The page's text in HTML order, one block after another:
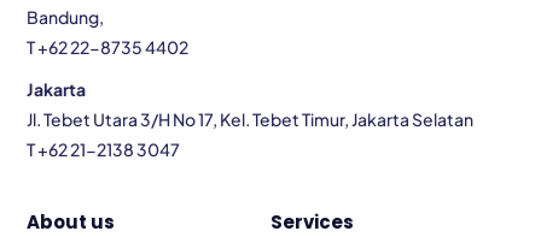
Bandung,
T +62 22-8735 4402
Jakarta
Jl. Tebet Utara 3/H No 17, Kel. Tebet Timur, Jakarta Selatan
T +62 21-2138 3047
About us Services